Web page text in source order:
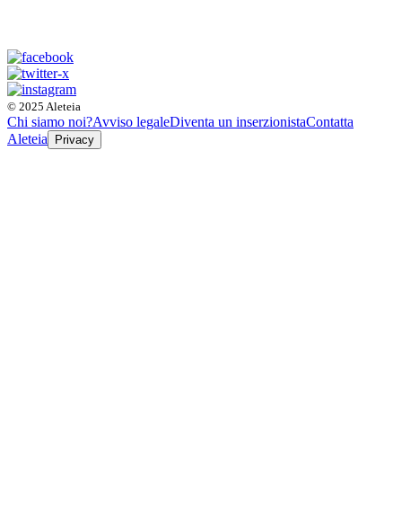
© 2025 Aleteia
Chi siamo noi?Avviso legaleDiventa un inserzionistaContatta
Aleteia
Privacy